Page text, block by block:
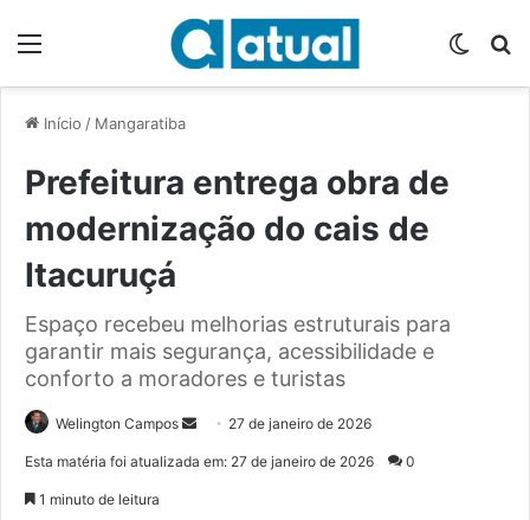
Início / Mangaratiba
Prefeitura entrega obra de
modernização do cais de
Itacuruçá
Espaço recebeu melhorias estruturais para
garantir mais segurança, acessibilidade e
conforto a moradores e turistas
Welington Campos 27 de janeiro de 2026
Esta matéria foi atualizada em: 27 de janeiro de 2026 0
1 minuto de leitura